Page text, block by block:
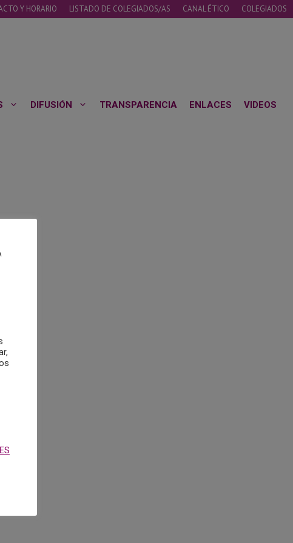
Y HORARIO LISTADO DE COLEGIADOS/AS CANAL ÉTICO COLEGIADOS
DIFUSIÓN TRANSPARENCIA ENLACES VIDEOS